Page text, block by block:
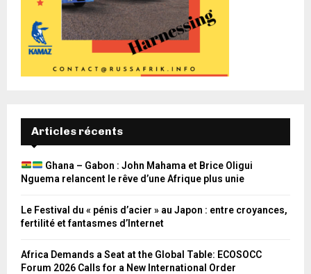
Articles récents
Ghana – Gabon : John Mahama et Brice Oligui
Nguema relancent le rêve d’une Afrique plus unie
Le Festival du « pénis d’acier » au Japon : entre croyances,
fertilité et fantasmes d’Internet
Africa Demands a Seat at the Global Table: ECOSOCC
Forum 2026 Calls for a New International Order